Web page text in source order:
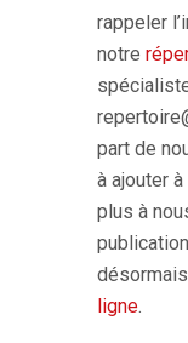
rappeler
notre
part de
à ajouter
plus à
désormais
ligne.